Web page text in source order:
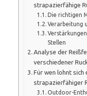
strapazierfähige
Die richtigen
Verarbeitung
Stellen
Analyse der
verschiedener
Für wen lohnt sich
strapazierfähiger
Outdoor-